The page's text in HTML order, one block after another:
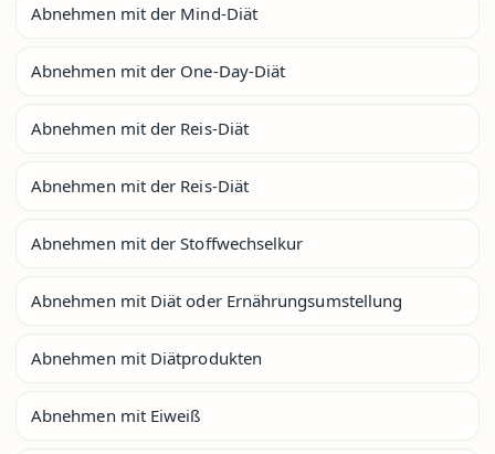
Abnehmen mit der Mind-Diät
Abnehmen mit der One-Day-Diät
Abnehmen mit der Reis-Diät
Abnehmen mit der Reis-Diät
Abnehmen mit der Stoffwechselkur
Abnehmen mit Diät oder Ernährungsumstellung
Abnehmen mit Diätprodukten
Abnehmen mit Eiweiß